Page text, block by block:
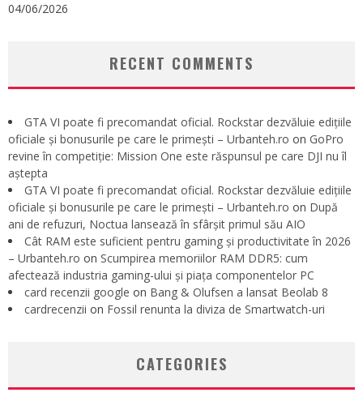
04/06/2026
RECENT COMMENTS
GTA VI poate fi precomandat oficial. Rockstar dezvăluie edițiile
oficiale și bonusurile pe care le primești – Urbanteh.ro on GoPro
revine în competiție: Mission One este răspunsul pe care DJI nu îl
aștepta
GTA VI poate fi precomandat oficial. Rockstar dezvăluie edițiile
oficiale și bonusurile pe care le primești – Urbanteh.ro on După
ani de refuzuri, Noctua lansează în sfârșit primul său AIO
Cât RAM este suficient pentru gaming și productivitate în 2026
– Urbanteh.ro on Scumpirea memoriilor RAM DDR5: cum
afectează industria gaming-ului și piața componentelor PC
card recenzii google on Bang & Olufsen a lansat Beolab 8
cardrecenzii on Fossil renunta la diviza de Smartwatch-uri
CATEGORIES